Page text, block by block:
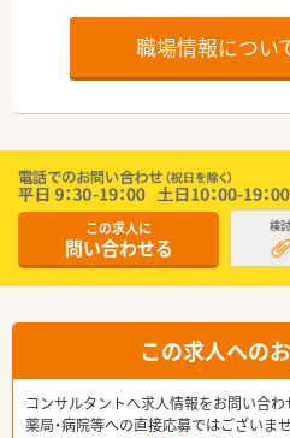
職場情報につい
この求人に
問い合わせる
検
この求人への
コンサルタントへ求人情報をお問い合わ
薬局・病院等への直接応募ではございま